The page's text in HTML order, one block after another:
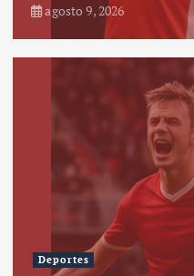
agosto 9, 2026
Deportes